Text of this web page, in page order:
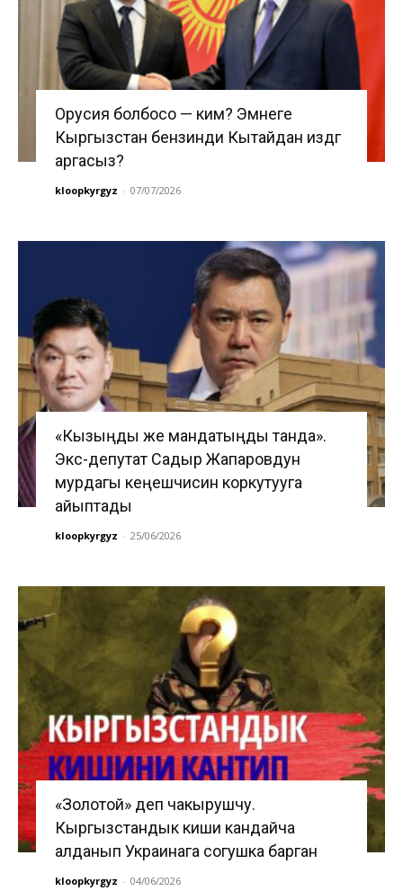
Орусия болбосо — ким? Эмнеге
Кыргызстан бензинди Кытайдан издөөгө
аргасыз?
kloopkyrgyz - 07/07/2026
«Кызыңды же мандатыңды танда».
Экс-депутат Садыр Жапаровдун
мурдагы кеңешчисин коркутууга
айыптады
kloopkyrgyz - 25/06/2026
«Золотой» деп чакырушчу.
Кыргызстандык киши кандайча
алданып Украинага согушка барган
kloopkyrgyz - 04/06/2026